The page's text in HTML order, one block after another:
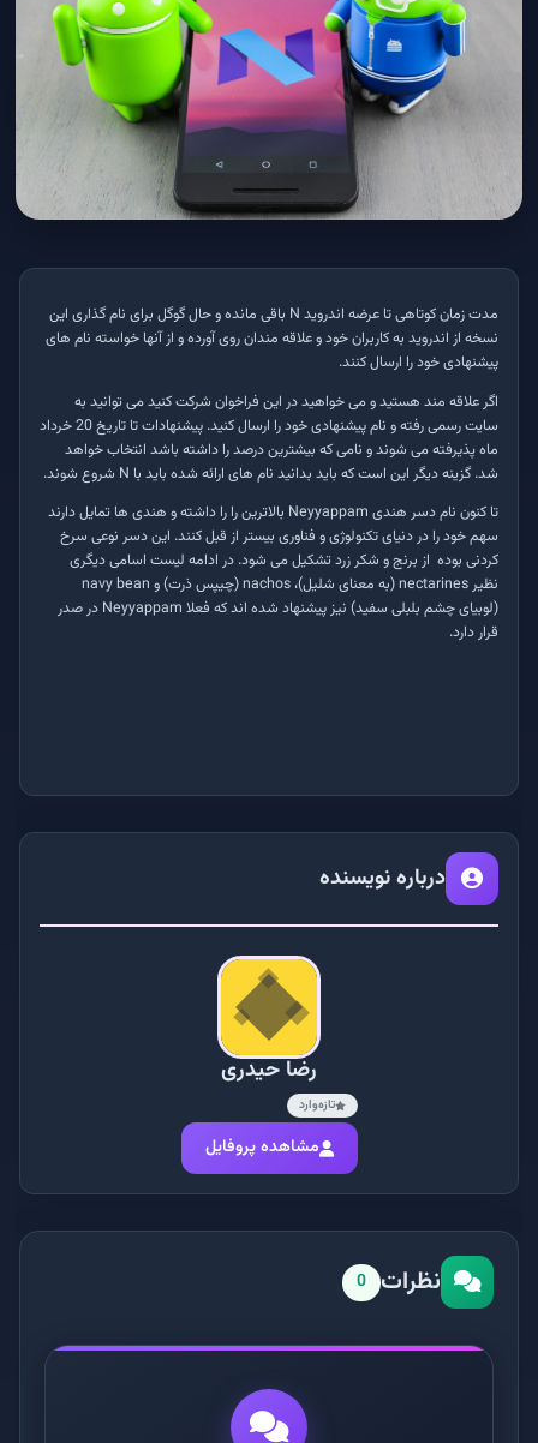
مدت زمان کوتاهی تا عرضه اندروید N باقی مانده و حال گوگل برای نام گذاری این
نسخه از اندروید به کاربران خود و علاقه مندان روی آورده و از آنها خواسته نام های
پیشنهادی خود را ارسال کنند.
اگر علاقه مند هستید و می خواهید در این فراخوان شرکت کنید می توانید به
سایت رسمی رفته و نام پیشنهادی خود را ارسال کنید. پیشنهادات تا تاریخ 20 خرداد
ماه پذیرفته می شوند و نامی که بیشترین درصد را داشته باشد انتخاب خواهد
شد. گزینه دیگر این است که باید بدانید نام های ارائه شده باید با N شروع شوند.
تا کنون نام دسر هندی Neyyappam بالاترین را را داشته و هندی ها تمایل دارند
سهم خود را در دنیای تکنولوژی و فناوری بیستر از قبل کنند. این دسر نوعی سرخ
کردنی بوده از برنج و شکر زرد تشکیل می شود. در ادامه لیست اسامی دیگری
نظیر nectarines (به معنای شلیل)، nachos (چیپس ذرت) و navy bean
(لوبیای چشم بلبلی سفید) نیز پیشنهاد شده اند که فعلا Neyyappam در صدر
قرار دارد.
درباره نویسنده
رضا حیدری
تازه‌وارد
مشاهده پروفایل
نظرات 0